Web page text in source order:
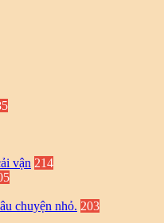
vận 214
chuyện nhỏ. 203